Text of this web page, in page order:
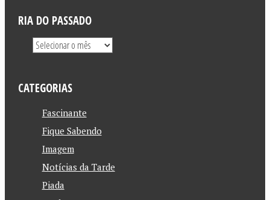
RIA DO PASSADO
CATEGORIAS
Fascinante
Fique Sabendo
Imagem
Notícias da Tarde
Piada